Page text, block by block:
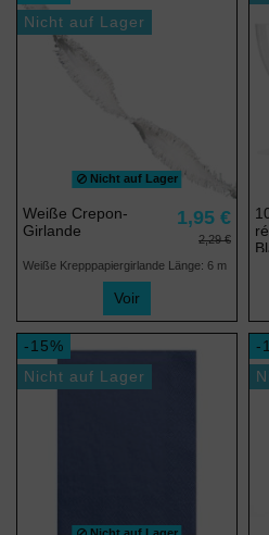
Nicht auf Lager
Nicht auf Lager
Weiße Crepon-
Girlande
1,95 €
2,29 €
Weiße Krepppapiergirlande Länge: 6 m
Voir
-15%
Nicht auf Lager
-